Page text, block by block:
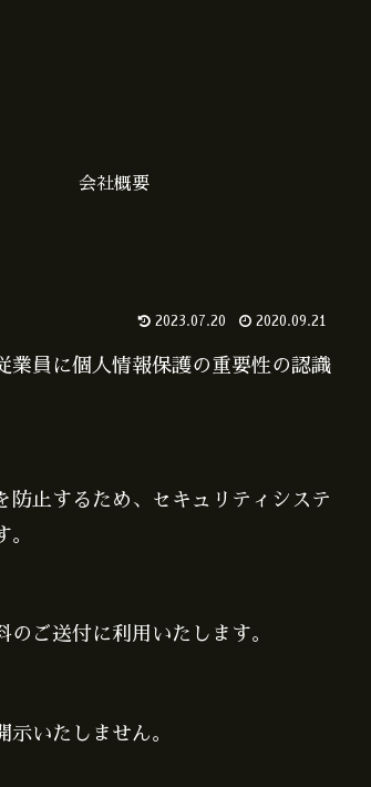
会社概要
2023.07.20 2020.09.21
員に個人情報保護の重要性の認識
防止するため、セキュリティシステ
ご送付に利用いたします。
いたしません。